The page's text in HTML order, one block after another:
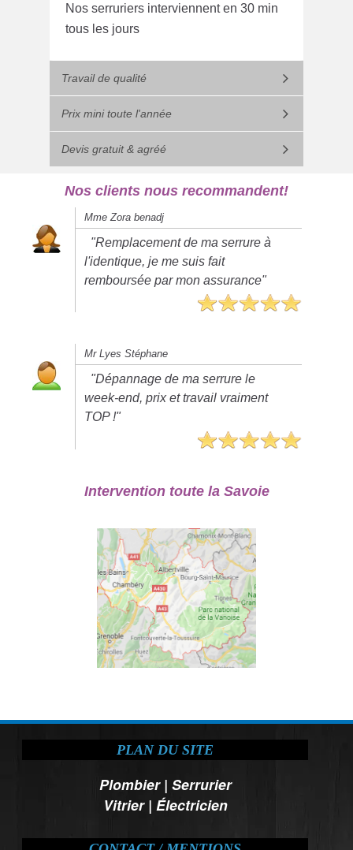
Nos serruriers interviennent en 30 min
tous les jours
Travail de qualité
Prix mini toute l'année
Devis gratuit & agréé
Nos clients nous recommandent!
Mme Zora benadj
"Remplacement de ma serrure à
l'identique, je me suis fait
remboursée par mon assurance"
Mr Lyes Stéphane
"Dépannage de ma serrure le
week-end, prix et travail vraiment
TOP !"
Intervention toute la Savoie
PLAN DU SITE
Plombier| Serrurier
Vitrier| Électricien